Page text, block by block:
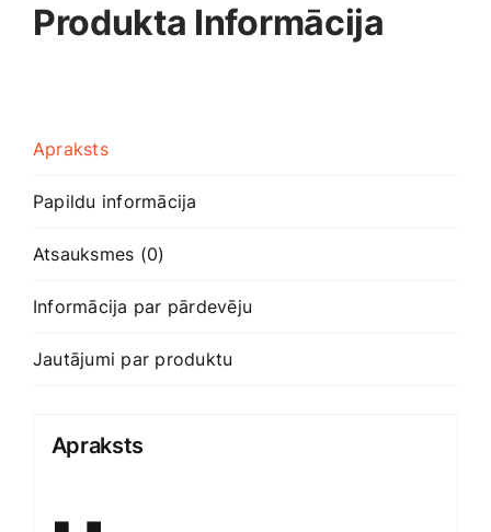
Produkta Informācija
Apraksts
Papildu informācija
Atsauksmes (0)
Informācija par pārdevēju
Jautājumi par produktu
Apraksts